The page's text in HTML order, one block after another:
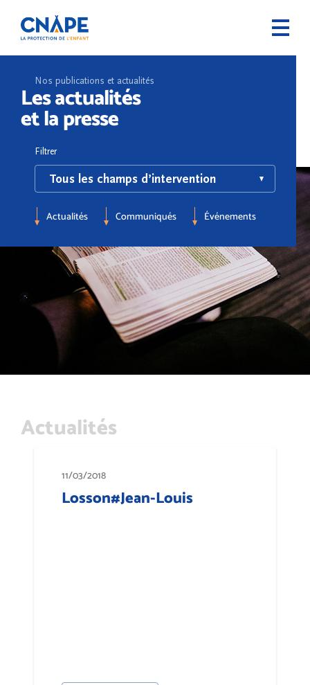
Nos publications et actualités
Les actualités
et la presse
Filtrer
Actualités Communiqués Événements
Actualités
11/03/2018
Losson#Jean-Louis